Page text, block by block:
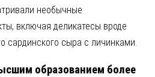
необычные
включая деликатесы вроде
сардинского сыра с личинками.
образованием более